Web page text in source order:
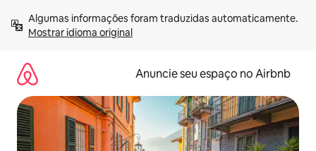
para
Mostrar idioma original
Anuncie seu espaço no Airbnb